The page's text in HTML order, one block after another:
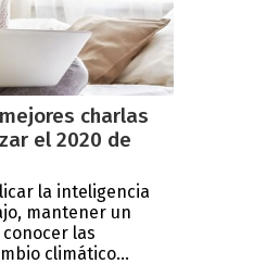
charlas
el 2020 de
la inteligencia
mantener un
las
climático...